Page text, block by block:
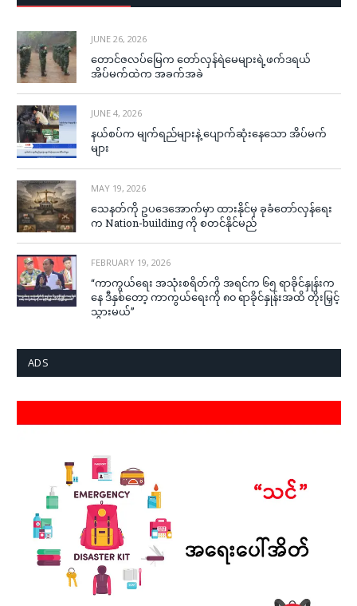
JUNE 26, 2026
တောင်ဇလပ်မြေက တော်လှန်ရဲမေများရဲ့ဖက်ဒရယ်
အိပ်မက်ထဲက အခက်အခဲ
JUNE 4, 2026
နယ်စပ်က မျက်ရည်များနဲ့ ပျောက်ဆုံးနေသော အိပ်မက်
များ
MAY 19, 2026
သေနတ်ကို ဥပဒေအောက်မှာ ထားနိုင်မှ ခုခံတော်လှန်ရေး
က Nation-building ကို စတင်နိုင်မည်
FEBRUARY 19, 2026
“ကာကွယ်ရေး အသုံးစရိတ်ကို အရင်က ၆၅ ရာခိုင်နှုန်းက
နေ ဒီနှစ်တော့ ကာကွယ်ရေးကို ၈၀ ရာခိုင်နှုန်းအထိ တိုးမြှင့်
သွားမယ်”
ADS